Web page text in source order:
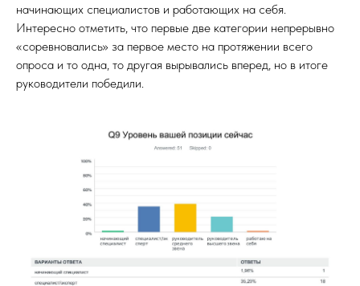
начинающих специалистов и работающих на себя.
Интересно отметить, что первые две категории непрерывно
«соревновались» за первое место на протяжении всего
опроса и то одна, то другая вырывались вперед, но в итоге
руководители победили.